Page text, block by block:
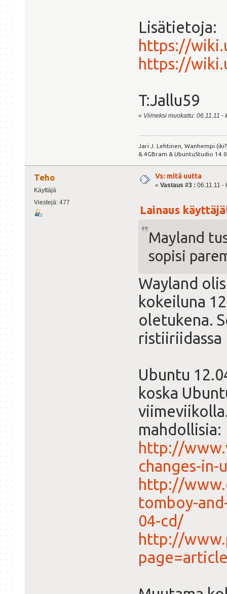
Lisätietoja:
https://
https://
T:Jallu59
« Viimeksi muokattu: 06.11.11
Jari J. Lehtinen, Wanhempi
& 4GBram & UbuntuStudio
Teho
Käyttäjä
Viestejä: 477
Vs: mitä uutta
« Vastaus #3 : 06.11.11 -
Lainaus
Mayland
sopisi
Wayland
kokeiluna
oletukena.
ristiiriidassa
Ubuntu
koska
mahdollisia:
http://
changes-in-
http://
tomboy-
04-cd/
http://